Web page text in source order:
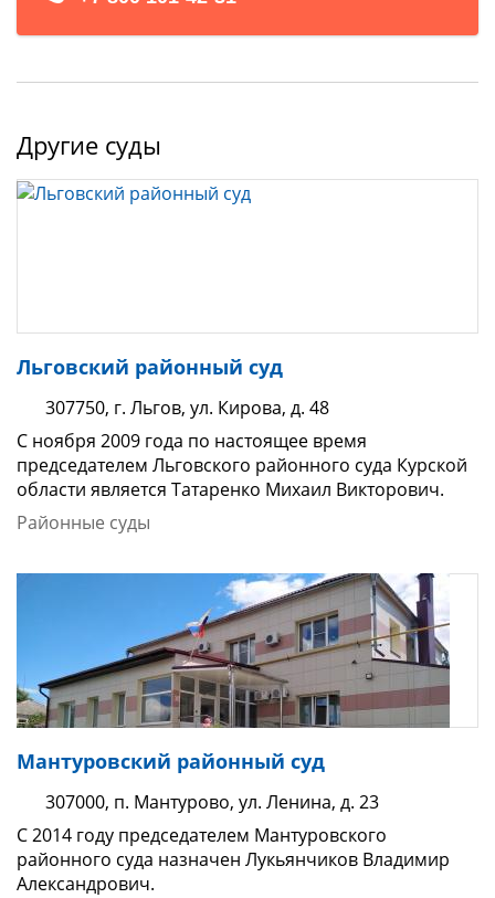
Другие суды
Льговский районный суд
307750, г. Льгов, ул. Кирова, д. 48
С ноября 2009 года по настоящее время
председателем Льговского районного суда Курской
области является Татаренко Михаил Викторович.
Районные суды
Мантуровский районный суд
307000, п. Мантурово, ул. Ленина, д. 23
С 2014 году председателем Мантуровского
районного суда назначен Лукьянчиков Владимир
Александрович.